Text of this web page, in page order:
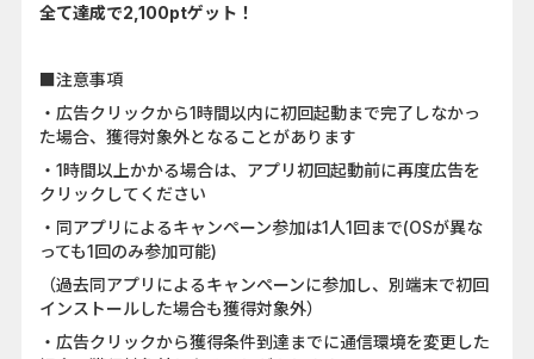
全て達成で2,100ptゲット！
■注意事項
・広告クリックから1時間以内に初回起動まで完了しなかっ
た場合、獲得対象外となることがあります
・1時間以上かかる場合は、アプリ初回起動前に再度広告を
クリックしてください
・同アプリによるキャンペーン参加は1人1回まで(OSが異な
っても1回のみ参加可能)
（過去同アプリによるキャンペーンに参加し、別端末で初回
インストールした場合も獲得対象外）
・広告クリックから獲得条件到達までに通信環境を変更した